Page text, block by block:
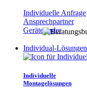
Individuelle Anfrage
Ansprechpartner
Gerätefinder
Individual-Lösungen
Individuelle
Montagelösungen